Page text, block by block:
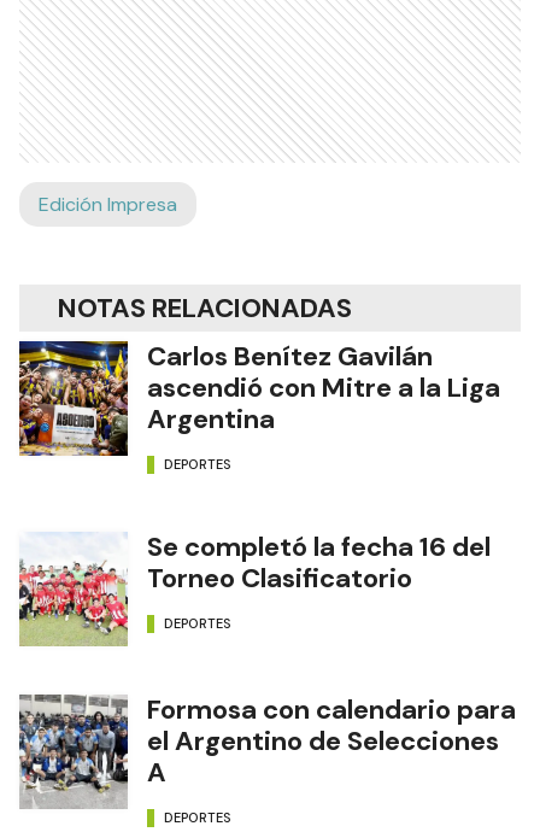
Edición Impresa
NOTAS RELACIONADAS
Carlos Benítez Gavilán
ascendió con Mitre a la Liga
Argentina
DEPORTES
Se completó la fecha 16 del
Torneo Clasificatorio
DEPORTES
Formosa con calendario para
el Argentino de Selecciones
A
DEPORTES